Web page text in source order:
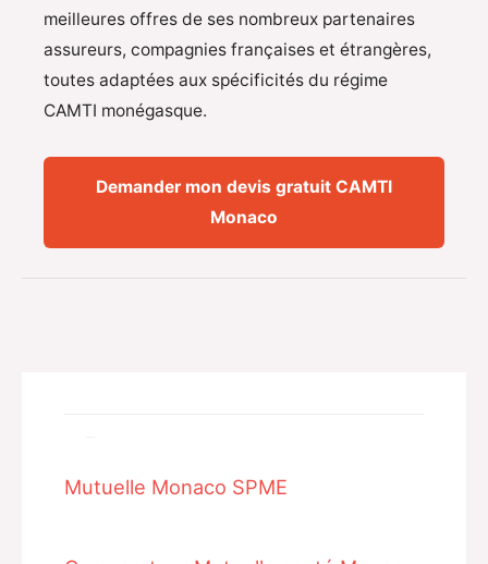
meilleures offres de ses nombreux partenaires
assureurs, compagnies françaises et étrangères,
toutes adaptées aux spécificités du régime
CAMTI monégasque.
Demander mon devis gratuit CAMTI
Monaco
Mutuelle Monaco SPME